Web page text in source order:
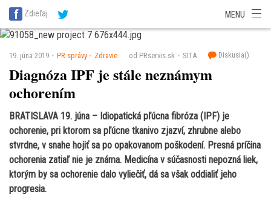
SITA Energetika
SITA Potravinárstvo
Zdieľaj MENU
19. júna 2019 PR správy Zdravie od PRservis.sk SITA Diskusia()
Diagnóza IPF je stále neznámym
ochorením
BRATISLAVA 19. júna – Idiopatická pľúcna fibróza (IPF) je
ochorenie, pri ktorom sa pľúcne tkanivo zjazví, zhrubne alebo
stvrdne, v snahe hojiť sa po opakovanom poškodení. Presná príčina
ochorenia zatiaľ nie je známa. Medicína v súčasnosti nepozná liek,
ktorým by sa ochorenie dalo vyliečiť, dá sa však oddialiť jeho
progresia.